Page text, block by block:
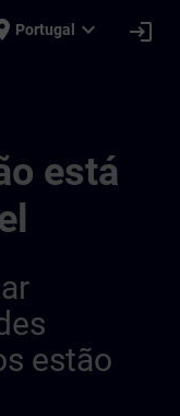
Portugal expand_more login
está
estão